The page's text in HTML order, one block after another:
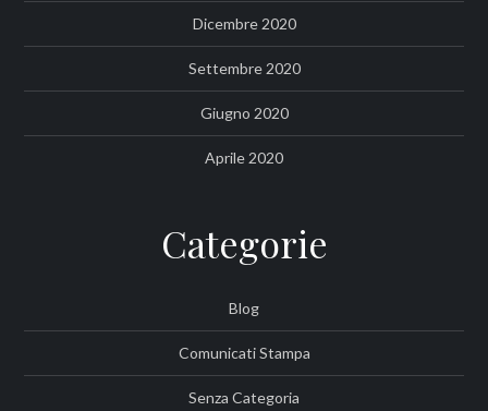
Dicembre 2020
Settembre 2020
Giugno 2020
Aprile 2020
Categorie
Blog
Comunicati Stampa
Senza Categoria